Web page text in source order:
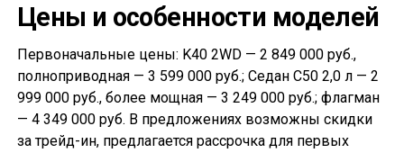
Цены и особенности моделей
Первоначальные цены: K40 2WD — 2 849 000 руб.,
полноприводная — 3 599 000 руб.; Седан С50 2,0 л — 2
999 000 руб., более мощная — 3 249 000 руб.; флагман
— 4 349 000 руб. В предложениях возможны скидки
за трейд-ин, предлагается рассрочка для первых